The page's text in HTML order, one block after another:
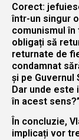
Corect:
într-un singur
comunismul
obligați să
returnate de
condamnat
și pe Guvernul
Dar unde
în acest
În concluzie,
implicați vor